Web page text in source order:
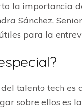
la importancia
Sánchez,
para la
talento tech es
sobre ellos es